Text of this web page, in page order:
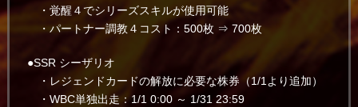
・覚醒４でシリーズスキルが使用可能
・パートナー調教４コスト：500枚 ⇒ 700枚
●SSR シーザリオ
・レジェンドカードの解放に必要な株券（1/1より追加）
・WBC単独出走：1/1 0:00 ～ 1/31 23:59